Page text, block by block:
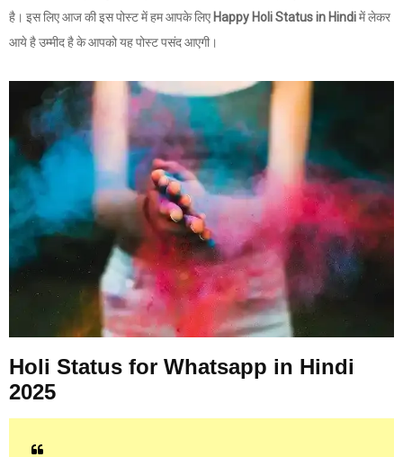
है। इस लिए आज की इस पोस्ट में हम आपके लिए Happy Holi Status in Hindiमें लेकर
आये है उम्मीद है के आपको यह पोस्ट पसंद आएगी।
Holi Status for Whatsapp in Hindi
2025